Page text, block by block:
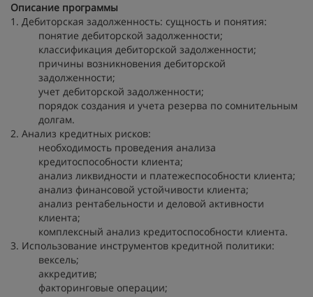
Описание программы
1. Дебиторская задолженность: сущность и понятия:
понятие дебиторской задолженности;
классификация дебиторской задолженности;
причины возникновения дебиторской
задолженности;
учет дебиторской задолженности;
порядок создания и учета резерва по сомнительным
долгам.
2. Анализ кредитных рисков:
необходимость проведения анализа
кредитоспособности клиента;
анализ ликвидности и платежеспособности клиента;
анализ финансовой устойчивости клиента;
анализ рентабельности и деловой активности
клиента;
комплексный анализ кредитоспособности клиента.
3. Использование инструментов кредитной политики:
вексель;
аккредитив;
факторинговые операции;